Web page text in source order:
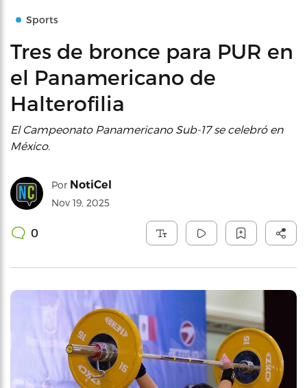
Sports
Tres de bronce para PUR en
el Panamericano de
Halterofilia
El Campeonato Panamericano Sub-17 se celebró en
México.
Por NotiCel
Nov 19, 2025
0